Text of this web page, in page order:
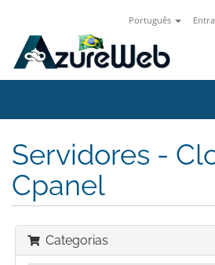
Português
Servidores -
Cpanel
Categorias